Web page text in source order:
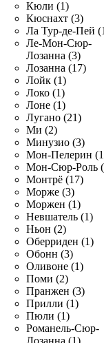
Кюли (1)
Кюснахт (3)
Ла Тур-де-Пей
Ле-Мон-Сюр-
Лозанна (3)
Лозанна (17)
Лойк (1)
Локо (1)
Лоне (1)
Лугано (21)
Ми (2)
Минузио (3)
Мон-Пелерин
Мон-Сюр-Роль
Монтрё (17)
Морже (3)
Моржен (1)
Невшатель (1)
Ньон (2)
Оберриден (1)
Обонн (3)
Оливоне (1)
Поми (2)
Пранжен (3)
Прилли (1)
Пюли (1)
Романель-Сюр-
Лозанна (1)